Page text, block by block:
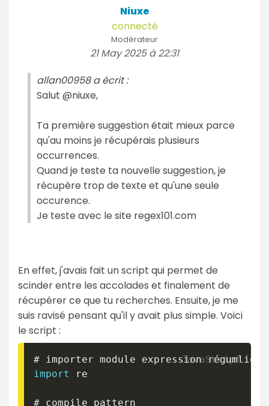
Niuxe
connecté
Modérateur
21 May 2025 à 22:31
allan00958 a écrit :
Salut @niuxe,
Ta première suggestion était mieux parce
qu'au moins je récupérais plusieurs
occurrences.
Quand je teste ta nouvelle suggestion, je
récupère trop de texte et qu'une seule
occurence.
Je teste avec le site regex101.com
En effet, j'avais fait un script qui permet de
scinder entre les accolades et finalement de
récupérer ce que tu recherches. Ensuite, je me
suis ravisé pensant qu'il y avait plus simple. Voici
le script :
import
re
# compile pattern